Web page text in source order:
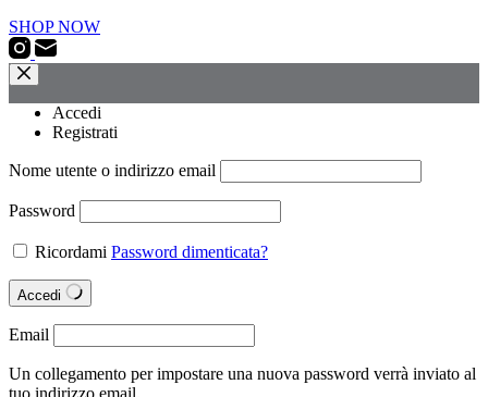
SHOP NOW
Accedi
Registrati
Nome utente o indirizzo email
Password
Ricordami Password dimenticata?
Accedi
Email
Un collegamento per impostare una nuova password verrà inviato al
tuo indirizzo email.